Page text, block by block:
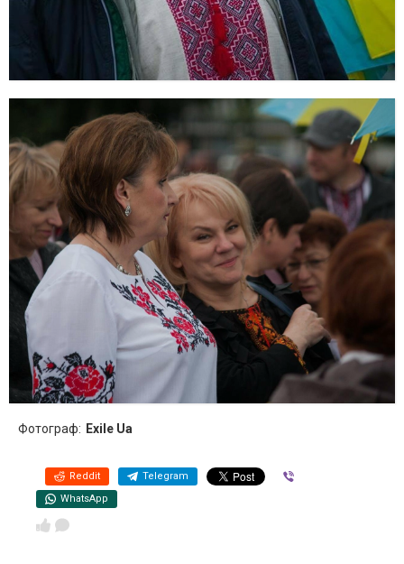
Фотограф: Exile Ua
Reddit Telegram
WhatsApp